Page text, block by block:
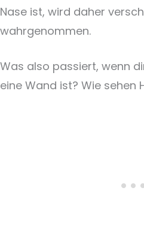
Nase ist, wird daher
wahrgenommen.
Was also passiert, wenn
eine Wand ist? Wie sehen